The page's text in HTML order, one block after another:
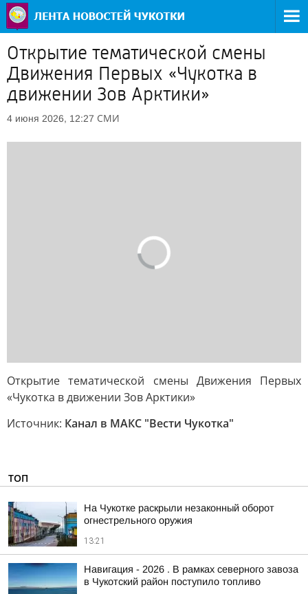
Открытие тематической смены
Движения Первых «Чукотка в
движении Зов Арктики»
4 июня 2026, 12:27 СМИ
Открытие тематической смены Движения Первых
«Чукотка в движении Зов Арктики»
Источник: Канал в МАКС "Вести Чукотка"
ТОП
На Чукотке раскрыли незаконный оборот
огнестрельного оружия
13:21
Навигация - 2026 . В рамках северного завоза
в Чукотский район поступило топливо